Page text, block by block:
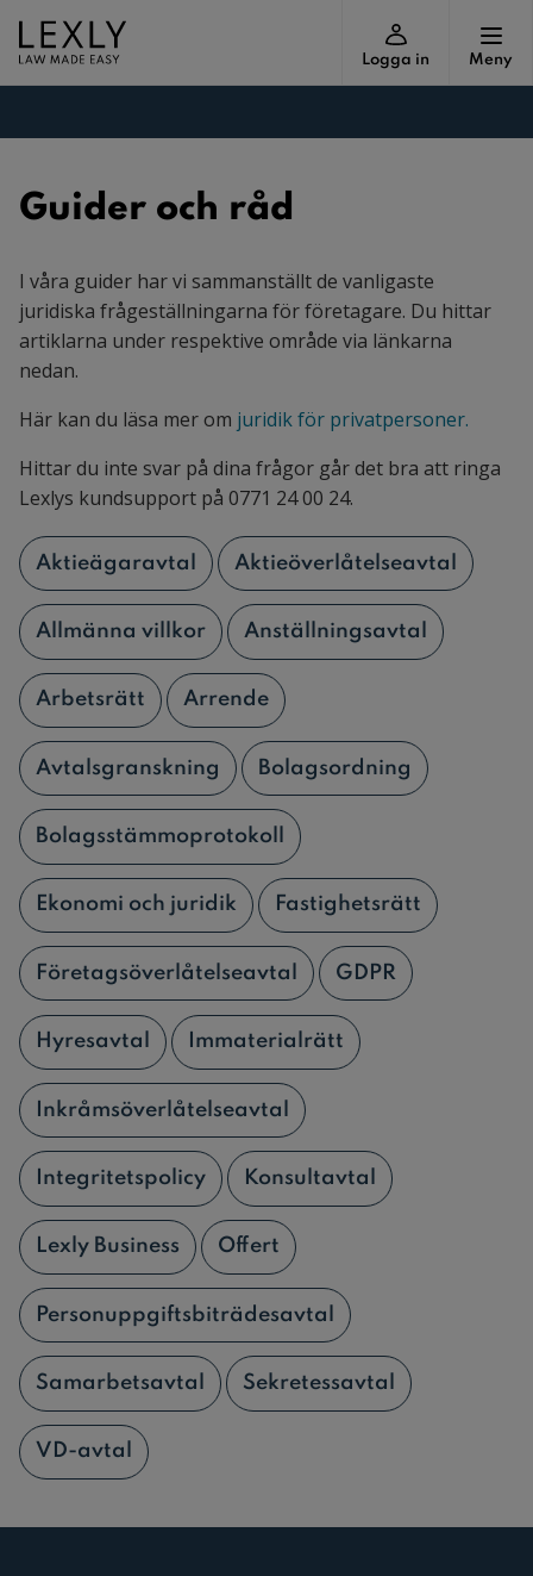
Logga in Meny
Guider och råd
I våra guider har vi sammanställt de vanligaste
juridiska frågeställningarna för företagare. Du hittar
artiklarna under respektive område via länkarna
nedan.
Här kan du läsa mer om juridik för privatpersoner.
Hittar du inte svar på dina frågor går det bra att ringa
Lexlys kundsupport på 0771 24 00 24.
Aktieägaravtal Aktieöverlåtelseavtal
Allmänna villkor Anställningsavtal
Arbetsrätt Arrende
Avtalsgranskning Bolagsordning
Bolagsstämmoprotokoll
Ekonomi och juridik Fastighetsrätt
Företagsöverlåtelseavtal GDPR
Hyresavtal Immaterialrätt
Inkråmsöverlåtelseavtal
Integritetspolicy Konsultavtal
Lexly Business Offert
Personuppgiftsbiträdesavtal
Samarbetsavtal Sekretessavtal
VD-avtal